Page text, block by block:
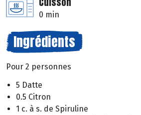
0 min
Ingrédients
Pour 2 personnes
5 Datte
0.5 Citron
1 c. à s. de Spiruline